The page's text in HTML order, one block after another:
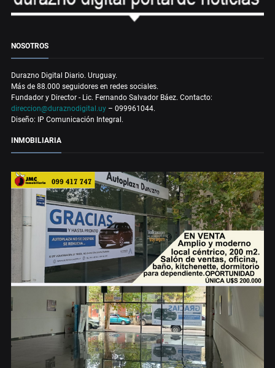
NOSOTROS
Durazno Digital Diario. Uruguay.
Más de 88.000 seguidores en redes sociales.
Fundador y Director - Lic. Fernando Salvador Báez. Contacto:
direccion@duraznodigital.uy – 099961044.
Diseño: IP Comunicación Integral.
INMOBILIARIA